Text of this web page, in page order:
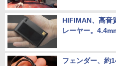
HIFIMAN、高
レーヤー。
フェンダー、約